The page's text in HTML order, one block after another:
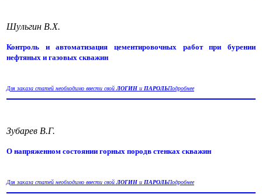
Шульгин В.Х.
Контроль и автоматизация цементировочных работ при бурении
нефтяных и газовых скважин
Для заказа статей необходимо ввести свойЛОГИН и ПАРОЛЬПодробнее
Зубарев В.Г.
О напряженном состоянии горных породв стенках скважин
Для заказа статей необходимо ввести свойЛОГИН и ПАРОЛЬПодробнее